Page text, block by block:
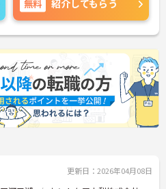
無料 紹介してもらう
更新日：2026年04月08日